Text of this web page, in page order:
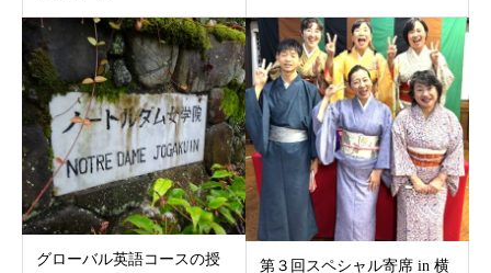
グローバル英語コースの授
第３回スペシャル寄席 in 横